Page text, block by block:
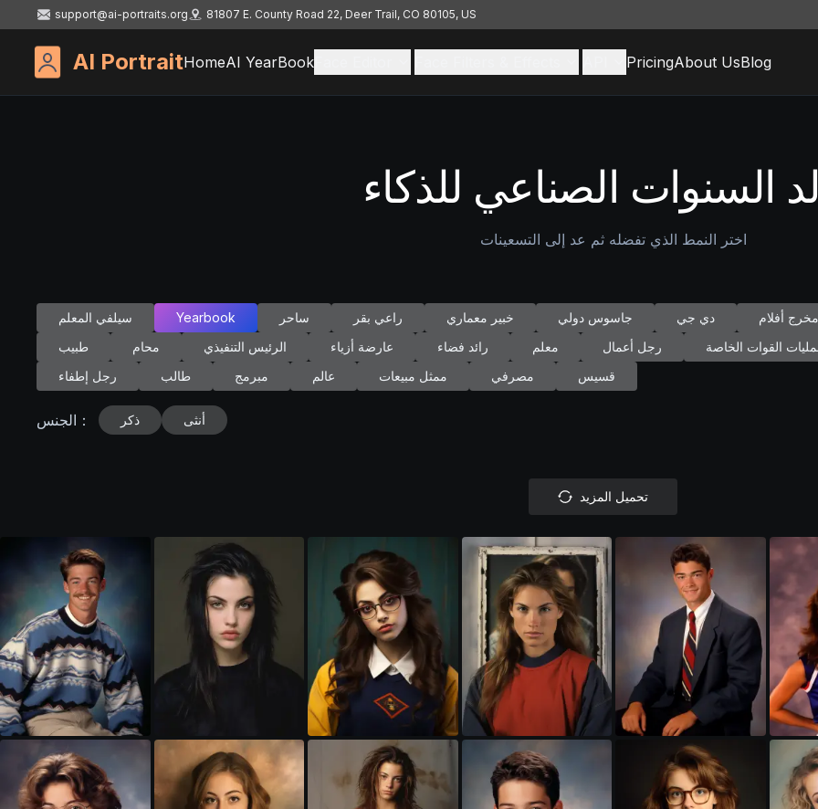
support@ai-portraits.org 81807 E. County Road 22, Deer Trail, CO 80105, US
AI PortraitHomeAI YearBook PricingAbout UsBlog
السنوات الصناعي للذكاء
اختر النمط الذي تفضله ثم عد إلى التسعينات
سيلفي المعلم Yearbook ساحر راعي بقر خبير معماري جاسوس دولي دي جي
مخرج أفلام
طبيب
محام الرئيس التنفيذي عارضة أزياء رائد فضاء معلم رجل أعمال
القوات الخاصة
رجل إطفاء
طالب مبرمج عالم ممثل مبيعات مصرفي قسيس
الجنس ： ذكر أنثى
تحميل المزيد